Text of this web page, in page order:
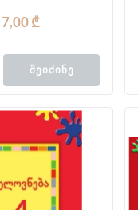
7,00 ₾
ᲨᲔᲘᲫᲘᲜᲔ